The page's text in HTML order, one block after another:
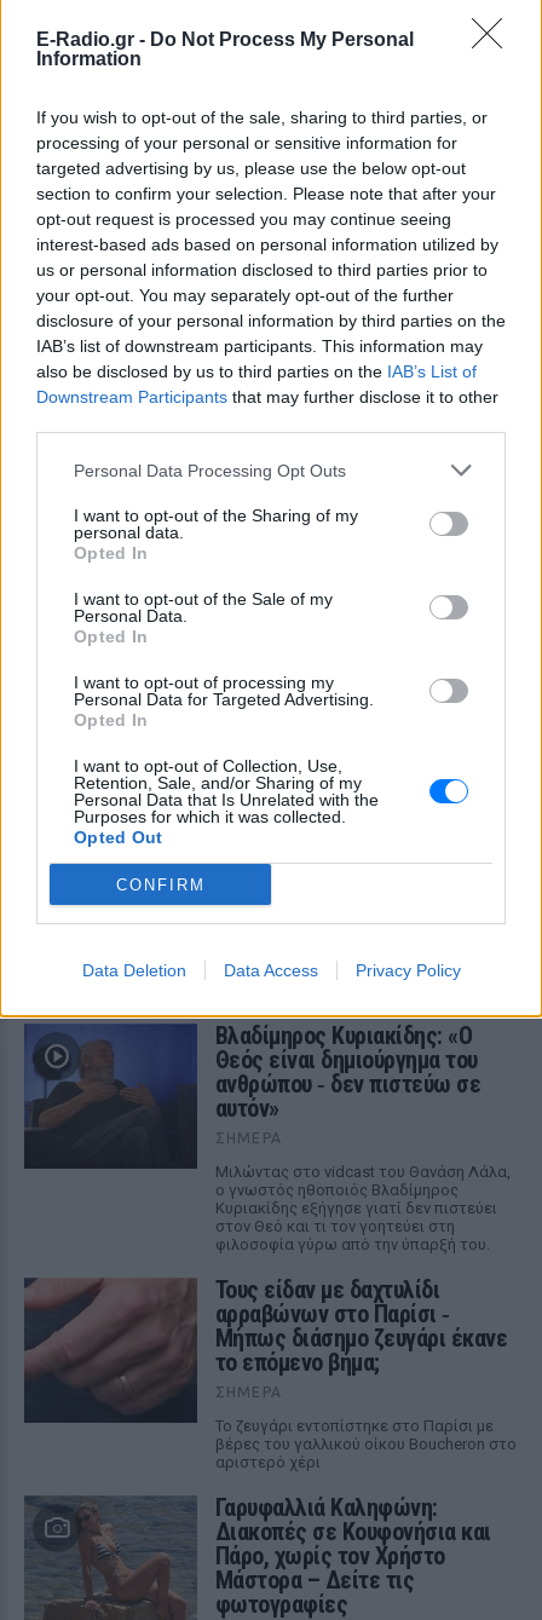
E-Radio.gr - Do Not Process My Personal
Information
If you wish to opt-out of the sale, sharing to third parties, or
processing of your personal or sensitive information for
targeted advertising by us, please use the below opt-out
section to confirm your selection. Please note that after your
opt-out request is processed you may continue seeing
interest-based ads based on personal information utilized by
us or personal information disclosed to third parties prior to
your opt-out. You may separately opt-out of the further
disclosure of your personal information by third parties on the
IAB’s list of downstream participants. This information may
also be disclosed by us to third parties on the IAB’s List of
Downstream Participants that may further disclose it to other
Personal Data Processing Opt Outs
I want to opt-out of the Sharing of my
personal data.
Opted In
I want to opt-out of the Sale of my
Personal Data.
Opted In
I want to opt-out of processing my
Personal Data for Targeted Advertising.
Opted In
I want to opt-out of Collection, Use,
Retention, Sale, and/or Sharing of my
Personal Data that Is Unrelated with the
Purposes for which it was collected.
Opted Out
CONFIRM
Data Deletion Data Access Privacy Policy
Η τραγουδίστρια περιέγραψε μέσα από
Η Ιωάννα Τούνη δημοσίευσε
υλικό από τις διακοπές της στη
Μύκονο: Όσο και αν έχω
ταξιδέψει, αυτός είναι ο
αγαπημένος μου προορισμός
ΣΉΜΕΡΑ
Η Instagrammer έδειξε στους
διαδικτυακούς της ακόλουθους εικόνες
από την απόδρασή της
Ο Λάκης Γαβαλάς έκλεισε τα 74
και μοιράστηκε ένα μήνυμα που
συγκίνησε ‑ Τι έγραψε για τη
υγεία του
ΣΉΜΕΡΑ
του, τη δημιουργικότητά του και τη χαρά
O Γιώργος Παράσχος ξανά στο νοσοκομείο για
θεραπεία κατά του καρκίνου
«Πάμε για νέα θεραπεία», έγραψε στα social media και
ΣΉΜΕΡΑ
Βλαδίμηρος Κυριακίδης: «Ο
Θεός είναι δημιούργημα του
ανθρώπου ‑ δεν πιστεύω σε
αυτόν»
ΣΉΜΕΡΑ
Μιλώντας στο vidcast του Θανάση Λάλα,
ο γνωστός ηθοποιός Βλαδίμηρος
Κυριακίδης εξήγησε γιατί δεν πιστεύει
στον Θεό και τι τον γοητεύει στη
φιλοσοφία γύρω από την ύπαρξή του.
Τους είδαν με δαχτυλίδι
αρραβώνων στο Παρίσι ‑
Μήπως διάσημο ζευγάρι έκανε
το επόμενο βήμα;
ΣΉΜΕΡΑ
Το ζευγάρι εντοπίστηκε στο Παρίσι με
βέρες του γαλλικού οίκου Boucheron στο
αριστερό χέρι
Γαρυφαλλιά Καληφώνη:
Διακοπές σε Κουφονήσια και
Πάρο, χωρίς τον Χρήστο
Μάστορα – Δείτε τις
φωτογραφίες